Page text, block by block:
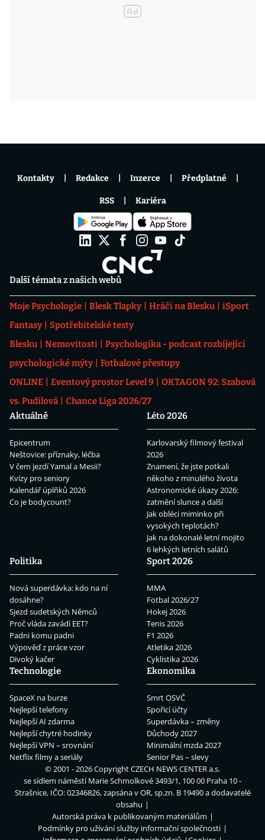
Další témata z našich webů
Moje Psychologie Blesk Tlapky Hráči na Blesku
iSport
Fantasy
Spotřebitelské testy
Blesku
Nemovitosti
Psychologika - podcast rozbíjející
psychologické mýty
Fotbalové přestupy
ONLINE
Eventový prostor Level 9
OKTAGON 92: Szabová
vs. Pudilová
Chance Liga 2026/27
Aktuálně
Epicentrum
Neštovice: příznaky, léčba
V čem jezdí Yamal a Mesii?
Kvízy pro seniory
Kalendář úplňků 2026
Co je bodycount?
Léto 2026
Karlovarský filmový festival
2026
Znamení, že jste potkali
někoho z minulého života
Astronomické úkazy 2026:
zatmění slunce a další
Jak obléci miminko při
vysokých teplotách?
Jak na dokonalé letní mojito
6 lehkých letních salátů
Politika
Nová superdávka: kdo na ní
dosáhne?
Sjezd sudetských Němců
Proč vláda zavádí EET?
Padni komu padni
Výpověď z práce vzor
Divoký kačer
Sport 2026
MMA
Fotbal 2026/27
Hokej 2026
Tenis 2026
F1 2026
Atletika 2026
Cyklistika 2026
Technologie
SpaceX na burze
Nejlepší telefony
Nejlepší AI zdarma
Nejlepší chytré hodinky
Nejlepší VPN – srovnání
Netflix filmy a seriály
Ekonomika
Smrt OSVČ
Spořicí účty
Superdávka – změny
Důchody 2027
Minimální mzda 2027
Senior Pas – slevy
Kontakty Redakce Inzerce Předplatné
RSS Kariéra
© 2001 - 2026 CopyrightCZECH NEWS CENTER a.s.
se sídlem náměstí Marie Schmolkové 3493/1, 100 00 Praha 10 -
Strašnice, IČO: 02346826, zapsána v OR, sp.zn. B 19490 a dodavatelé
obsahu
Autorská práva k publikovaným materiálům
Podmínky pro užívání služby informační společnosti